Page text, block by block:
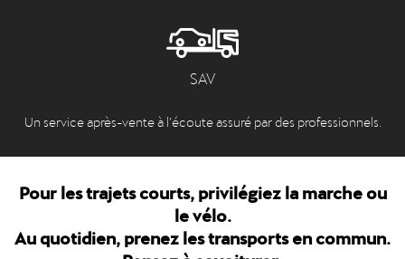
SAV
Un service après-vente à l’écoute assuré par des professionnels.
Pour les trajets courts, privilégiez la marche ou
le vélo.
Au quotidien, prenez les transports en commun.